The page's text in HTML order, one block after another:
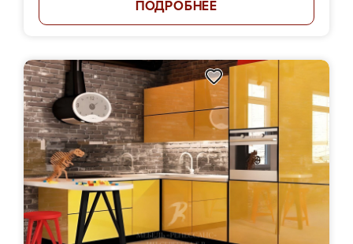
ПОДРОБНЕЕ